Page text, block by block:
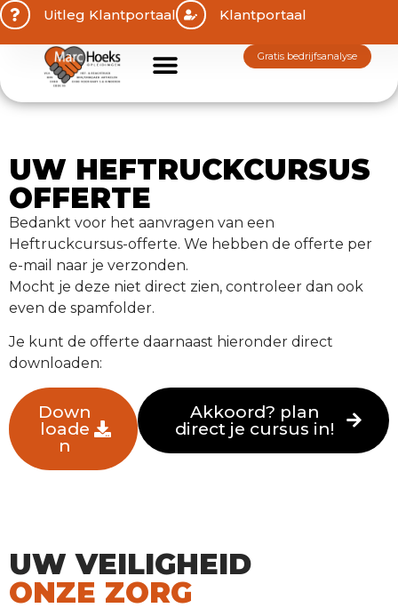
Uitleg Klantportaal Klantportaal
gratis bedrijfsanalyse
UW HEFTRUCKCURSUS
OFFERTE
Bedankt voor het aanvragen van een
Heftruckcursus-offerte. We hebben de offerte per
e-mail naar je verzonden.
Mocht je deze niet direct zien, controleer dan ook
even de spamfolder.
Je kunt de offerte daarnaast hieronder direct
downloaden:
down
loade
n
akkoord? plan
direct je cursus in!
UW VEILIGHEID
ONZE ZORG